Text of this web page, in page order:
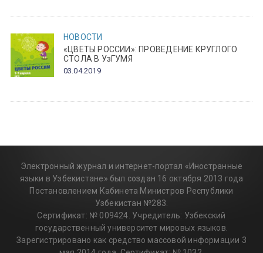
НОВОСТИ
«ЦВЕТЫ РОССИИ»: ПРОВЕДЕНИЕ КРУГЛОГО
СТОЛА В УзГУМЯ
03.04.2019
Электронный журнал и интернет-портал «Иностранные
языки в Узбекистане» был создан 16 октября 2013 года
Постановлением Кабинета Министров Республики
Узбекистан №283.
Сертификат: № 009424. Учредитель: Узбекский
государственный университет мировых языков.
Зарегистрировано как средство массовой информации 3